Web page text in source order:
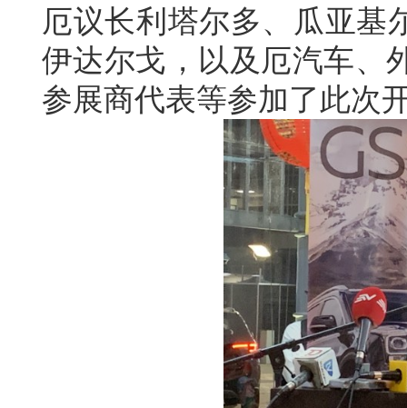
厄议长利塔尔多、瓜亚基
伊达尔戈，以及厄汽车、
参展商代表等参加了此次